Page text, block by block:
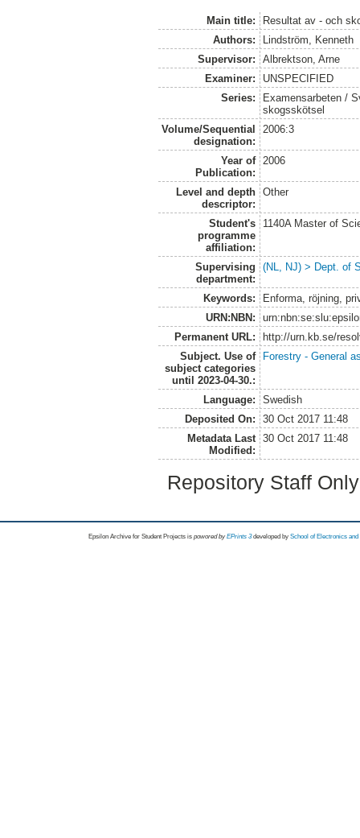
Main title:
Resultat av - och
Authors:
Lindström, Kenneth
Supervisor:
Albrektson, Arne
Examiner:
UNSPECIFIED
Series:
Examensarbeten /
skogsskötsel
Volume/Sequential
designation:
2006:3
Year of
Publication:
2006
Level and depth
descriptor:
Other
Student's
programme
affiliation:
1140A Master of
Supervising
department:
(NL, NJ) > Dept. of
Keywords:
Enforma, röjning,
URN:NBN:
Permanent URL:
http://urn.kb.se/
Subject. Use of
subject categories
until 2023-04-30.:
Forestry - General
Language:
Swedish
Deposited On:
30 Oct 2017 11:48
Metadata Last
Modified:
30 Oct 2017 11:48
Repository Staff
Epsilon Archive for Student Projects is powored byEPrints 3 developed by School of Electronics